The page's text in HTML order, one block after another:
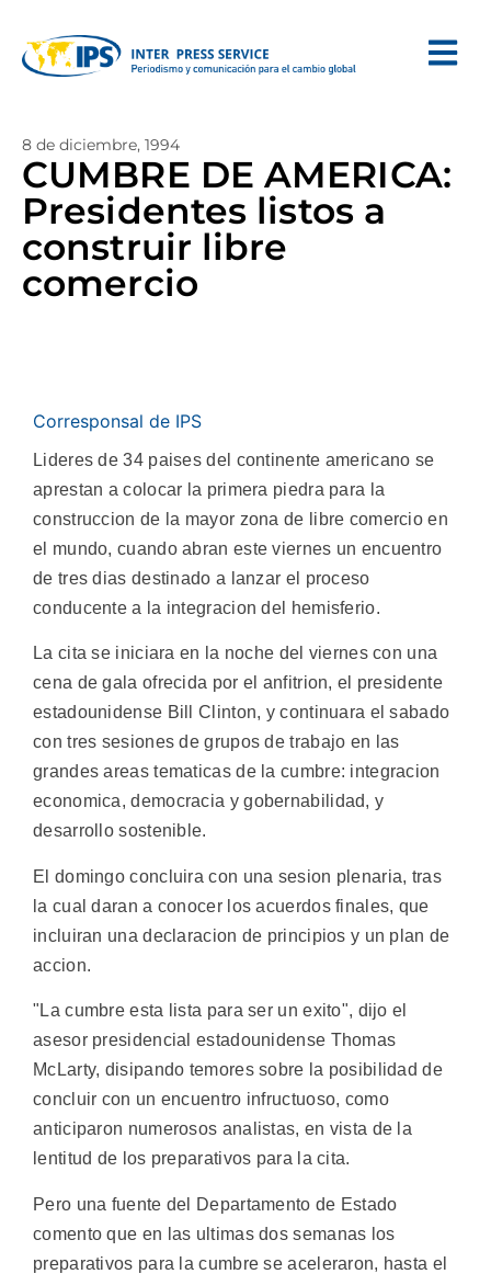
8 de diciembre, 1994
CUMBRE DE AMERICA:
Presidentes listos a
construir libre
comercio
Corresponsal de IPS
Lideres de 34 paises del continente americano se
aprestan a colocar la primera piedra para la
construccion de la mayor zona de libre comercio en
el mundo, cuando abran este viernes un encuentro
de tres dias destinado a lanzar el proceso
conducente a la integracion del hemisferio.
La cita se iniciara en la noche del viernes con una
cena de gala ofrecida por el anfitrion, el presidente
estadounidense Bill Clinton, y continuara el sabado
con tres sesiones de grupos de trabajo en las
grandes areas tematicas de la cumbre: integracion
economica, democracia y gobernabilidad, y
desarrollo sostenible.
El domingo concluira con una sesion plenaria, tras
la cual daran a conocer los acuerdos finales, que
incluiran una declaracion de principios y un plan de
accion.
"La cumbre esta lista para ser un exito", dijo el
asesor presidencial estadounidense Thomas
McLarty, disipando temores sobre la posibilidad de
concluir con un encuentro infructuoso, como
anticiparon numerosos analistas, en vista de la
lentitud de los preparativos para la cita.
Pero una fuente del Departamento de Estado
comento que en las ultimas dos semanas los
preparativos para la cumbre se aceleraron, hasta el